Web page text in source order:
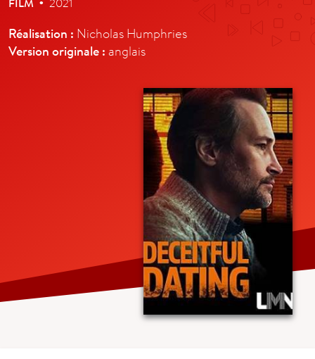
•
Réalisation : Nicholas Humphries
Version originale : anglais